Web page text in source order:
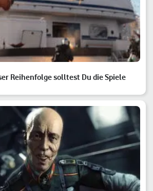
Reihenfolge solltest Du die Spiele